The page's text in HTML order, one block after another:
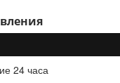
24 часа